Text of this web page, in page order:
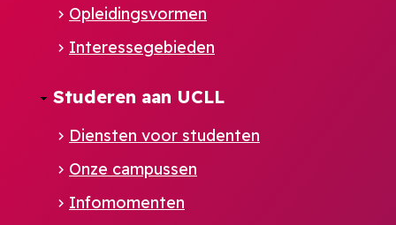
Opleidingsvormen
Interessegebieden
Studeren aan UCLL
Diensten voor studenten
Onze campussen
Infomomenten